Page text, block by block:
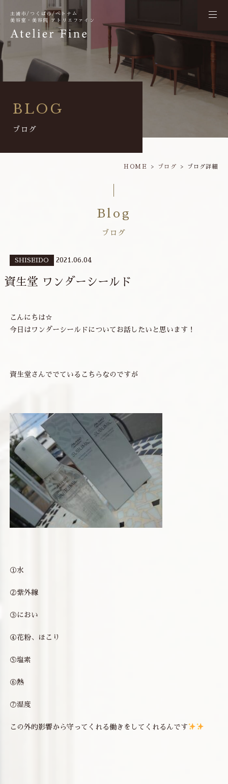
土浦市/つくば市/ベトナム
美容室・美容院 アトリエファイン
BLOG
ブログ
HOME ブログ ブログ詳細
Blog
ブログ
SHISEIDO 2021.06.04
資生堂 ワンダーシールド
こんにちは☆
今日はワンダーシールドについてお話したいと思います！
資生堂さんででているこちらなのですが
①水
②紫外線
③におい
④花粉、ほこり
⑤塩素
⑥熱
⑦湿度
この外的影響から守ってくれる働きをしてくれるんです